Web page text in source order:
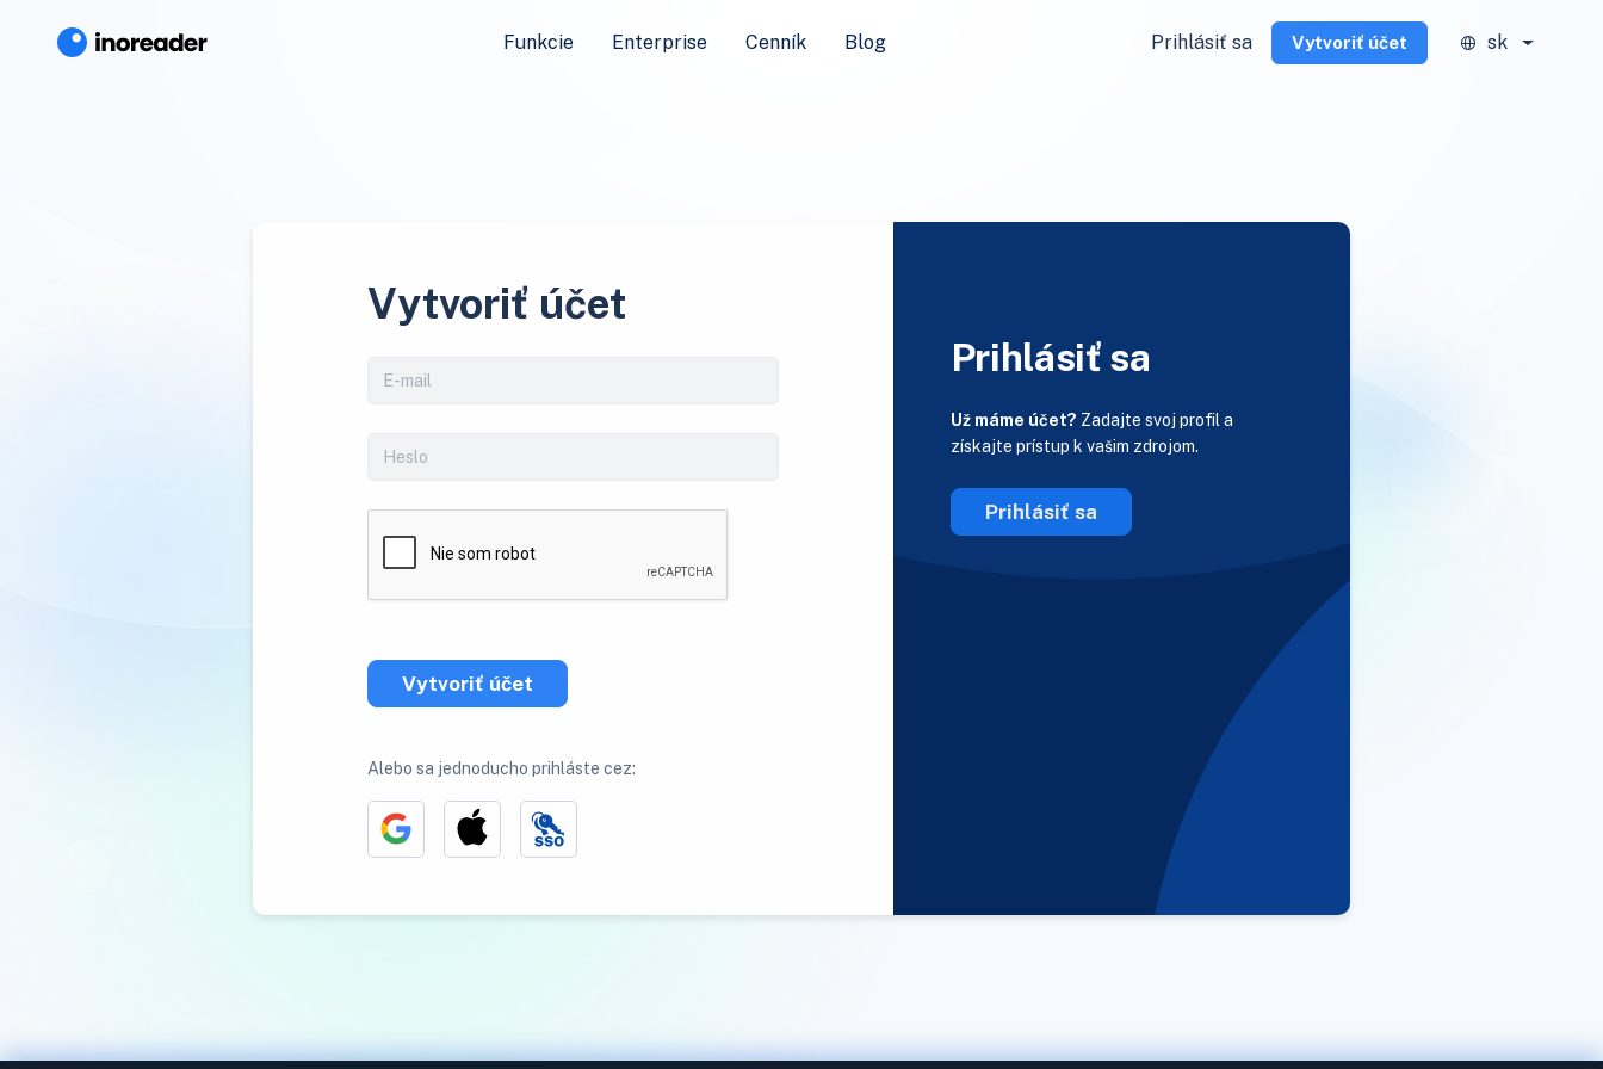
Funkcie Enterprise Cenník Blog Prihlásiť sa Vytvoriť účet sk
Vytvoriť účet
Vytvoriť účet
Alebo sa jednoducho prihláste cez:
Prihlásiť sa
Už máme účet? Zadajte svoj profil a
získajte prístup k vašim zdrojom.
Prihlásiť sa